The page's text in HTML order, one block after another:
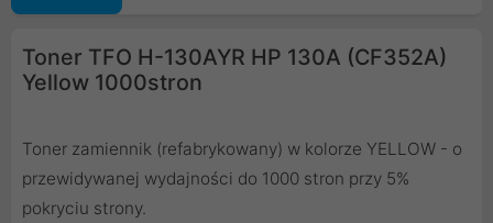
Toner TFO H-130AYR HP 130A (CF352A)
Yellow 1000stron
Toner zamiennik (refabrykowany) w kolorze YELLOW - o
przewidywanej wydajności do 1000 stron przy 5%
pokryciu strony.